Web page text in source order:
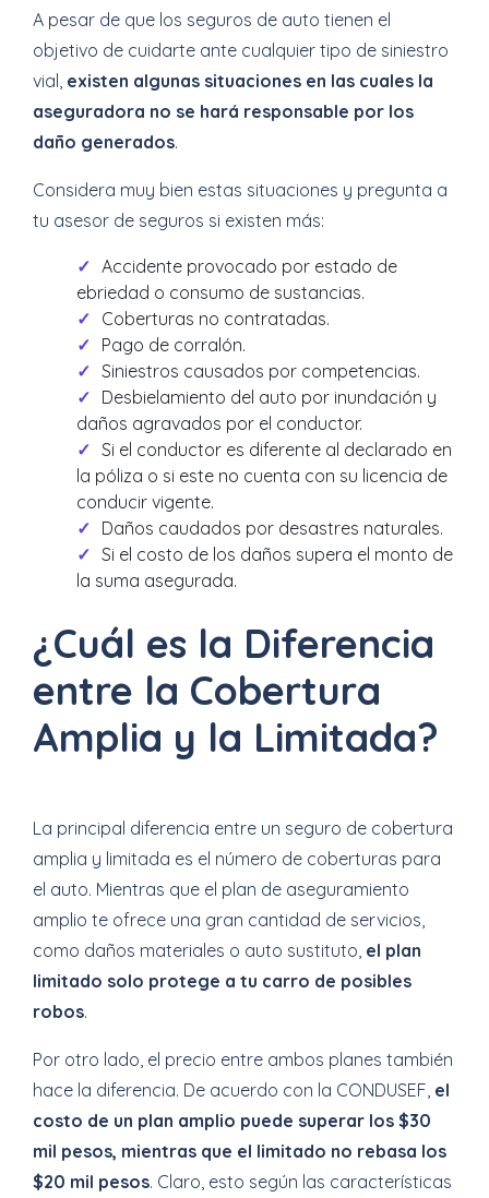
A pesar de que los seguros de auto tienen el
objetivo de cuidarte ante cualquier tipo de siniestro
vial, existen algunas situaciones en las cuales la
aseguradora no se hará responsable por los
daño generados.
Considera muy bien estas situaciones y pregunta a
tu asesor de seguros si existen más:
Accidente provocado por estado de
ebriedad o consumo de sustancias.
Coberturas no contratadas.
Pago de corralón.
Siniestros causados por competencias.
Desbielamiento del auto por inundación y
daños agravados por el conductor.
Si el conductor es diferente al declarado en
la póliza o si este no cuenta con su licencia de
conducir vigente.
Daños caudados por desastres naturales.
Si el costo de los daños supera el monto de
la suma asegurada.
¿Cuál es la Diferencia
entre la Cobertura
Amplia y la Limitada?
La principal diferencia entre un seguro de cobertura
amplia y limitada es el número de coberturas para
el auto. Mientras que el plan de aseguramiento
amplio te ofrece una gran cantidad de servicios,
como daños materiales o auto sustituto, el plan
limitado solo protege a tu carro de posibles
robos.
Por otro lado, el precio entre ambos planes también
hace la diferencia. De acuerdo con la CONDUSEF, el
costo de un plan amplio puede superar los $30
mil pesos, mientras que el limitado no rebasa los
$20 mil pesos. Claro, esto según las características